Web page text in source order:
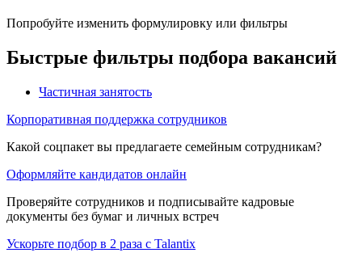
Попробуйте изменить формулировку или фильтры
Быстрые фильтры подбора вакансий
Частичная занятость
Корпоративная поддержка сотрудников
Какой соцпакет вы предлагаете семейным сотрудникам?
Оформляйте кандидатов онлайн
Проверяйте сотрудников и подписывайте кадровые
документы без бумаг и личных встреч
Ускорьте подбор в 2 раза с Talantix